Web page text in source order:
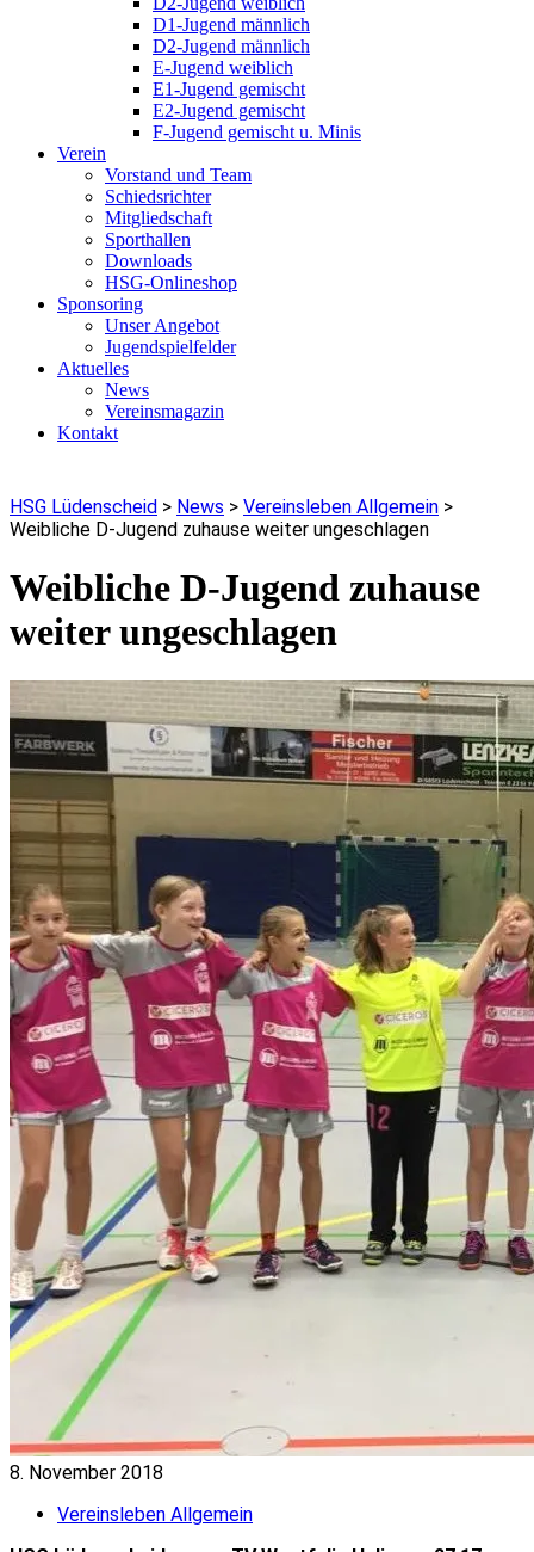
D1-Jugend männlich
D2-Jugend männlich
E-Jugend weiblich
E1-Jugend gemischt
E2-Jugend gemischt
F-Jugend gemischt u. Minis
Verein
Vorstand und Team
Schiedsrichter
Mitgliedschaft
Sporthallen
Downloads
HSG-Onlineshop
Sponsoring
Unser Angebot
Jugendspielfelder
Aktuelles
News
Vereinsmagazin
Kontakt
HSG Lüdenscheid > News > Vereinsleben Allgemein >
Weibliche D-Jugend zuhause weiter ungeschlagen
Weibliche D-Jugend zuhause
weiter ungeschlagen
8. November 2018
Vereinsleben Allgemein